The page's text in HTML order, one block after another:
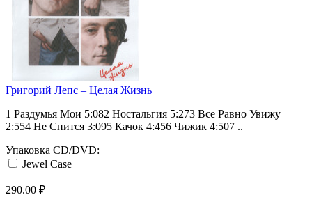
Григорий Лепс ‎– Целая Жизнь
1 Раздумья Мои 5:082 Ностальгия 5:273 Все Равно Увижу
2:554 Не Спится 3:095 Качок 4:456 Чижик 4:507 ..
Упаковка CD/DVD:
Jewel Case
290.00 ₽